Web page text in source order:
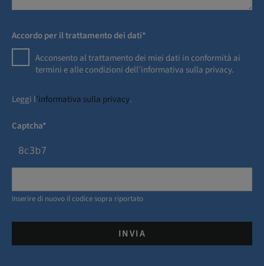
Accordo per il trattamento dei dati*
Acconsento al trattamento dei miei dati in conformità ai
termini e alle condizioni dell’informativa sulla privacy.
Leggi l’informativa sulla privacy.
Captcha*
Inserire di nuovo il codice sopra riportato
INVIA